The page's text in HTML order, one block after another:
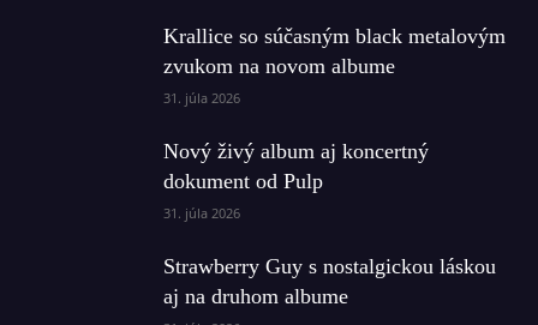
Krallice so súčasným black metalovým
zvukom na novom albume
31. júla 2026
Nový živý album aj koncertný
dokument od Pulp
31. júla 2026
Strawberry Guy s nostalgickou láskou
aj na druhom albume